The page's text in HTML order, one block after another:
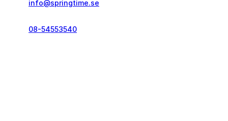
info@springtime.se
08-54553540